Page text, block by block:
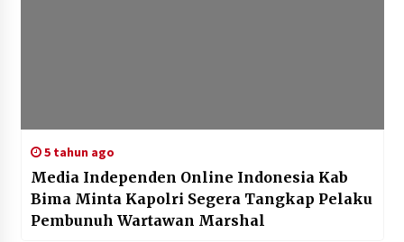
5 tahun ago
Media Independen Online Indonesia Kab
Bima Minta Kapolri Segera Tangkap Pelaku
Pembunuh Wartawan Marshal